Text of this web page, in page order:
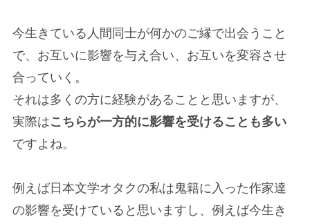
今生きている人間同士が何かのご縁で出会うこと
で、お互いに影響を与え合い、お互いを変容させ
合っていく。
それは多くの方に経験があることと思いますが、
実際はこちらが一方的に影響を受けることも多い
ですよね。
例えば日本文学オタクの私は鬼籍に入った作家達
の影響を受けていると思いますし、例えば今生き